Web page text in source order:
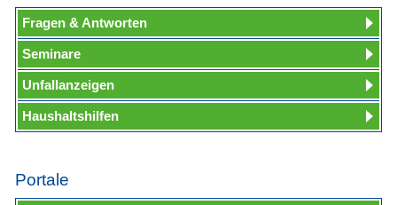
Fragen & Antworten
Seminare
Unfallanzeigen
Haushaltshilfen
Portale